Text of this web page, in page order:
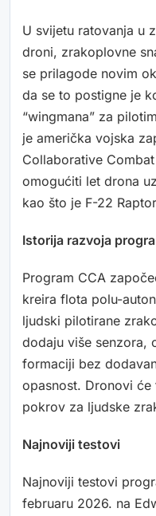
U svijetu ratovanja u
droni, zrakoplovne
se prilagode novim
da se to postigne je
“wingmana” za
je američka vojska
Collaborative
omogućiti let drona
kao što je F-22
Istorija razvoja
Program CCA
kreira flota polu-
ljudski pilotirane
dodaju više senzora,
formaciji bez
opasnost. Dronovi
pokrov za ljudske
Najnoviji testovi
Najnoviji testovi
februaru 2026. na